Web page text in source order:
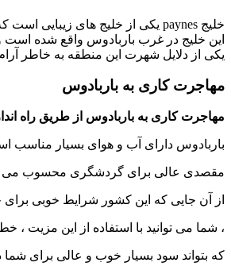
خلیج paynes یکی از خلیج های زیبایی است که در این کشور قرار دارد .
این خلیج در غرب باربادوس واقع شده است
یکی از دلایل شهرت این منطقه به خاطر
مهاجرت کاری به باربادوس
مهاجرت کاری به باربادوس از طریق راه
باربادوس دارای آب و هوای بسیار مناسب
مقصدی عالی برای گردشگری محسوب می
از آن جایی که این کشور شرایط خوبی
، شما می توانید با استفاده از این مزیت ،
که بتواند سود بسیار خوب و عالی برای شما